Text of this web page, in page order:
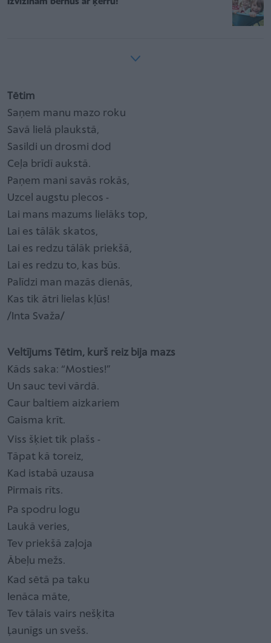
Tētim
Saņem manu mazo roku
Savā lielā plaukstā,
Sasildi un drosmi dod
Ceļa brīdī aukstā.
Paņem mani savās rokās,
Uzcel augstu plecos -
Lai mans mazums lielāks top,
Lai es tālāk skatos,
Lai es redzu tālāk priekšā,
Lai es redzu to, kas būs.
Palīdzi man mazās dienās,
Kas tik ātri lielas kļūs!
/Inta Svaža/
Veltījums Tētim, kurš reiz bija mazs
Kāds saka: “Mosties!”
Un sauc tevi vārdā.
Caur baltiem aizkariem
Gaisma krīt.
Viss šķiet tik plašs -
Tāpat kā toreiz,
Kad istabā uzausa
Pirmais rīts.
Pa spodru logu
Laukā veries,
Tev priekšā zaļoja
Ābeļu mežs.
Kad sētā pa taku
Ienāca māte,
Tev tālais vairs nešķita
Ļaunīgs un svešs.